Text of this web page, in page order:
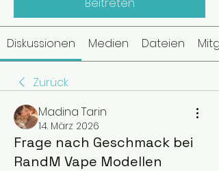
Diskussionen Medien Dateien
Zurück
Madina Tarin
14. März 2026
Frage nach Geschmack bei
RandM Vape Modellen